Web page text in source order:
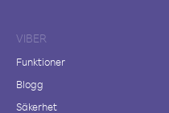
VIBER
Funktioner
Blogg
Säkerhet